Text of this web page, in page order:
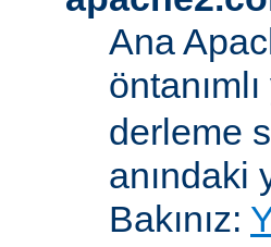
Ana
derleme
anındaki
Bakınız: